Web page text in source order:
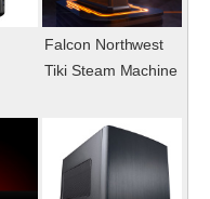
Falcon Northwest
Tiki Steam Machine